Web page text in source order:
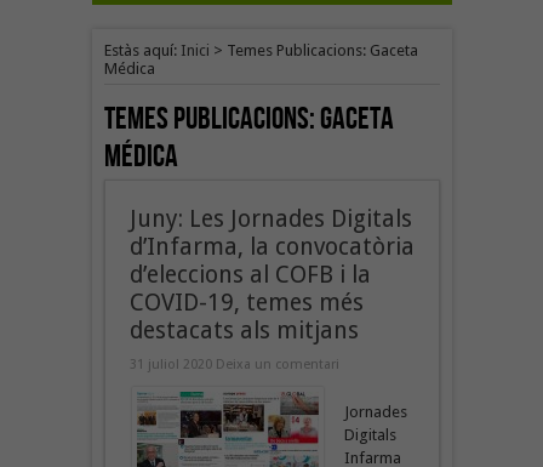
Estàs aquí: Inici > Temes Publicacions: Gaceta
Médica
Temes Publicacions:Gaceta
Médica
Juny: Les Jornades Digitals
d’Infarma, la convocatòria
d’eleccions al COFB i la
COVID-19, temes més
destacats als mitjans
31 juliol 2020 Deixa un comentari
Jornades
Digitals
Infarma